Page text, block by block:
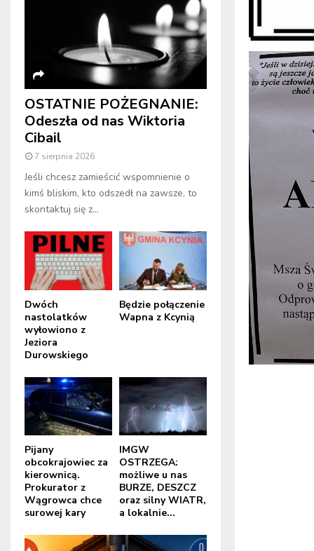
OSTATNIE POŻEGNANIE:
Odeszła od nas Wiktoria
Cibail
7 sierpnia 2026
Jeśli chcesz zamieścić wspomnienie o
kimś bliskim, kto odszedł na zawsze, to
skontaktuj się z...
Dwóch
nastolatków
wyłowiono z
Jeziora
Durowskiego
Będzie połączenie
Wapna z Kcynią
Pijany
obcokrajowiec za
kierownicą.
Prokurator z
Wągrowca chce
surowej kary
IMGW
OSTRZEGA:
możliwe u nas
BURZE, DESZCZ
oraz silny WIATR,
a lokalnie...